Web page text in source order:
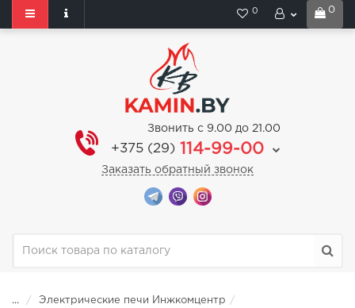
0
0
Звонить с 9.00 до 21.00
+375 (29) 114-99-00
Заказать обратный звонок
...
Электрические печи Инжкомцентр